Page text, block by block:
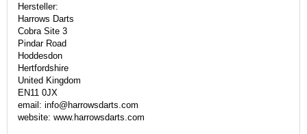
Hersteller:
Harrows Darts
Cobra Site 3
Pindar Road
Hoddesdon
Hertfordshire
United Kingdom
EN11 0JX
email: info@harrowsdarts.com
website: www.harrowsdarts.com